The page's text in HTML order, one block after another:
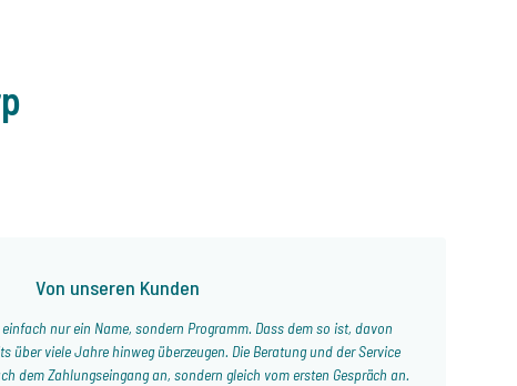
Von unseren Kunden
nur ein Name, sondern Programm. Dass dem so ist, davon
über viele Jahre hinweg überzeugen. Die Beratung und der Service
dem Zahlungseingang an, sondern gleich vom ersten Gespräch an.